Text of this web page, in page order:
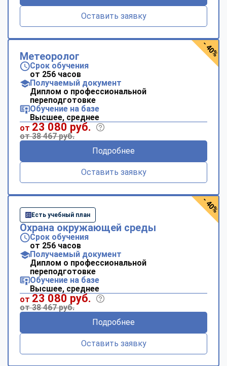
Оставить заявку
Метеоролог
Срок обучения
от 256 часов
Получаемый документ
Диплом о профессиональной
переподготовке
Обучение на базе
Высшее, среднее
от 23 080 руб.
от 38 467 руб.
Подробнее
Оставить заявку
- 40%
Есть учебный план
Охрана окружающей среды
Срок обучения
от 256 часов
Получаемый документ
Диплом о профессиональной
переподготовке
Обучение на базе
Высшее, среднее
от 23 080 руб.
от 38 467 руб.
Подробнее
Оставить заявку
- 40%